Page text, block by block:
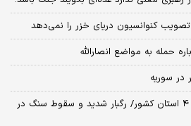
کنوانسیون دریای خزر را نمی‌دهد
حمله به مواضع انصارالله
سوریه
صدور هشدار هواشناسی برای ۴ استان کشور/ رگبار شدید و سقوط سنگ در